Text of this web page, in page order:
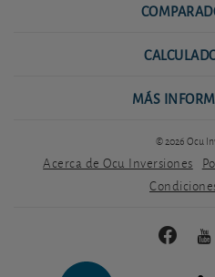
MÁS
© 2026 Ocu
Acerca de Ocu Inversiones